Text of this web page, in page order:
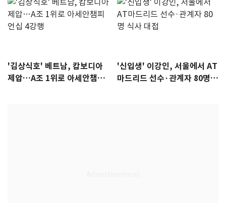
'김상식호' 베트남, 캄보디아
제압…A조 1위로 아세안챔피
'신입생' 이강인, 서울에서 AT
마드리드 선수·관계자 80명